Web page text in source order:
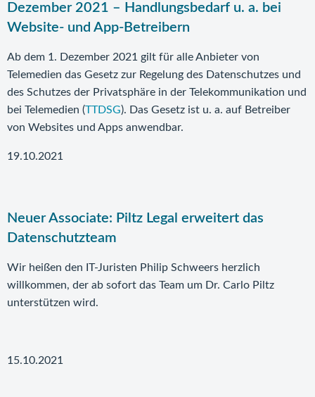
Dezember 2021 – Handlungsbedarf u. a. bei
Website- und App-Betreibern
Ab dem 1. Dezember 2021 gilt für alle Anbieter von
Telemedien das Gesetz zur Regelung des Datenschutzes und
des Schutzes der Privatsphäre in der Telekommunikation und
bei Telemedien (TTDSG). Das Gesetz ist u. a. auf Betreiber
von Websites und Apps anwendbar.
19.10.2021
Neuer Associate: Piltz Legal erweitert das
Datenschutzteam
Wir heißen den IT-Juristen Philip Schweers herzlich
willkommen, der ab sofort das Team um Dr. Carlo Piltz
unterstützen wird.
15.10.2021